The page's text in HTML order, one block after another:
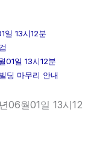
13시12분
01일 13시12분
딩 마무리 안내
06월01일 13시12